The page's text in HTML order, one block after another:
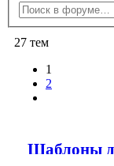
27 тем
1
2
Шаблоны